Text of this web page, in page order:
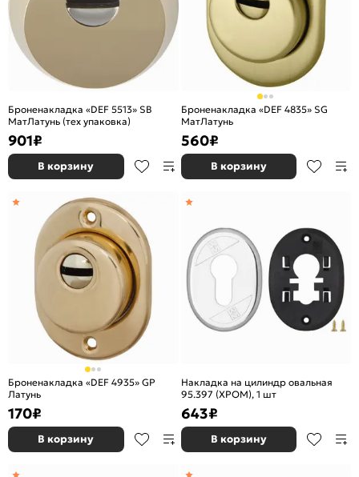
Броненакладка «DEF 5513» SB
МатЛатунь (тех упаковка)
901₽
В корзину
Броненакладка «DEF 4835» SG
МатЛатунь
560₽
В корзину
Броненакладка «DEF 4935» GP
Латунь
170₽
В корзину
Накладка на цилиндр овальная
95.397 (ХРОМ), 1 шт
643₽
В корзину